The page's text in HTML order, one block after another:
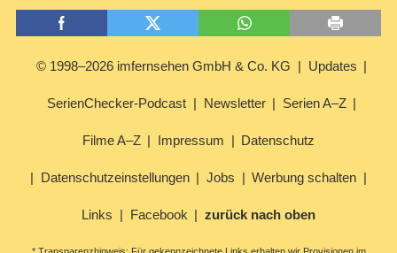
© 1998–2026 imfernsehen GmbH & Co. KG Updates
SerienChecker-Podcast Newsletter Serien A–Z
Filme A–Z Impressum Datenschutz
Datenschutzeinstellungen Jobs Werbung schalten
Links Facebook zurück nach oben